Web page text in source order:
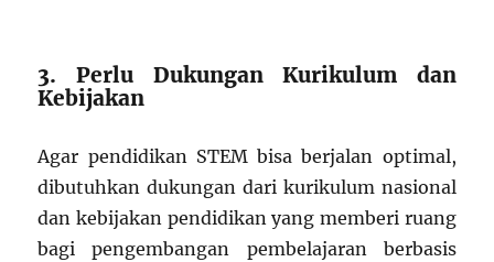
3. Perlu Dukungan Kurikulum dan
Kebijakan
Agar pendidikan STEM bisa berjalan optimal,
dibutuhkan dukungan dari kurikulum nasional
dan kebijakan pendidikan yang memberi ruang
bagi pengembangan pembelajaran berbasis